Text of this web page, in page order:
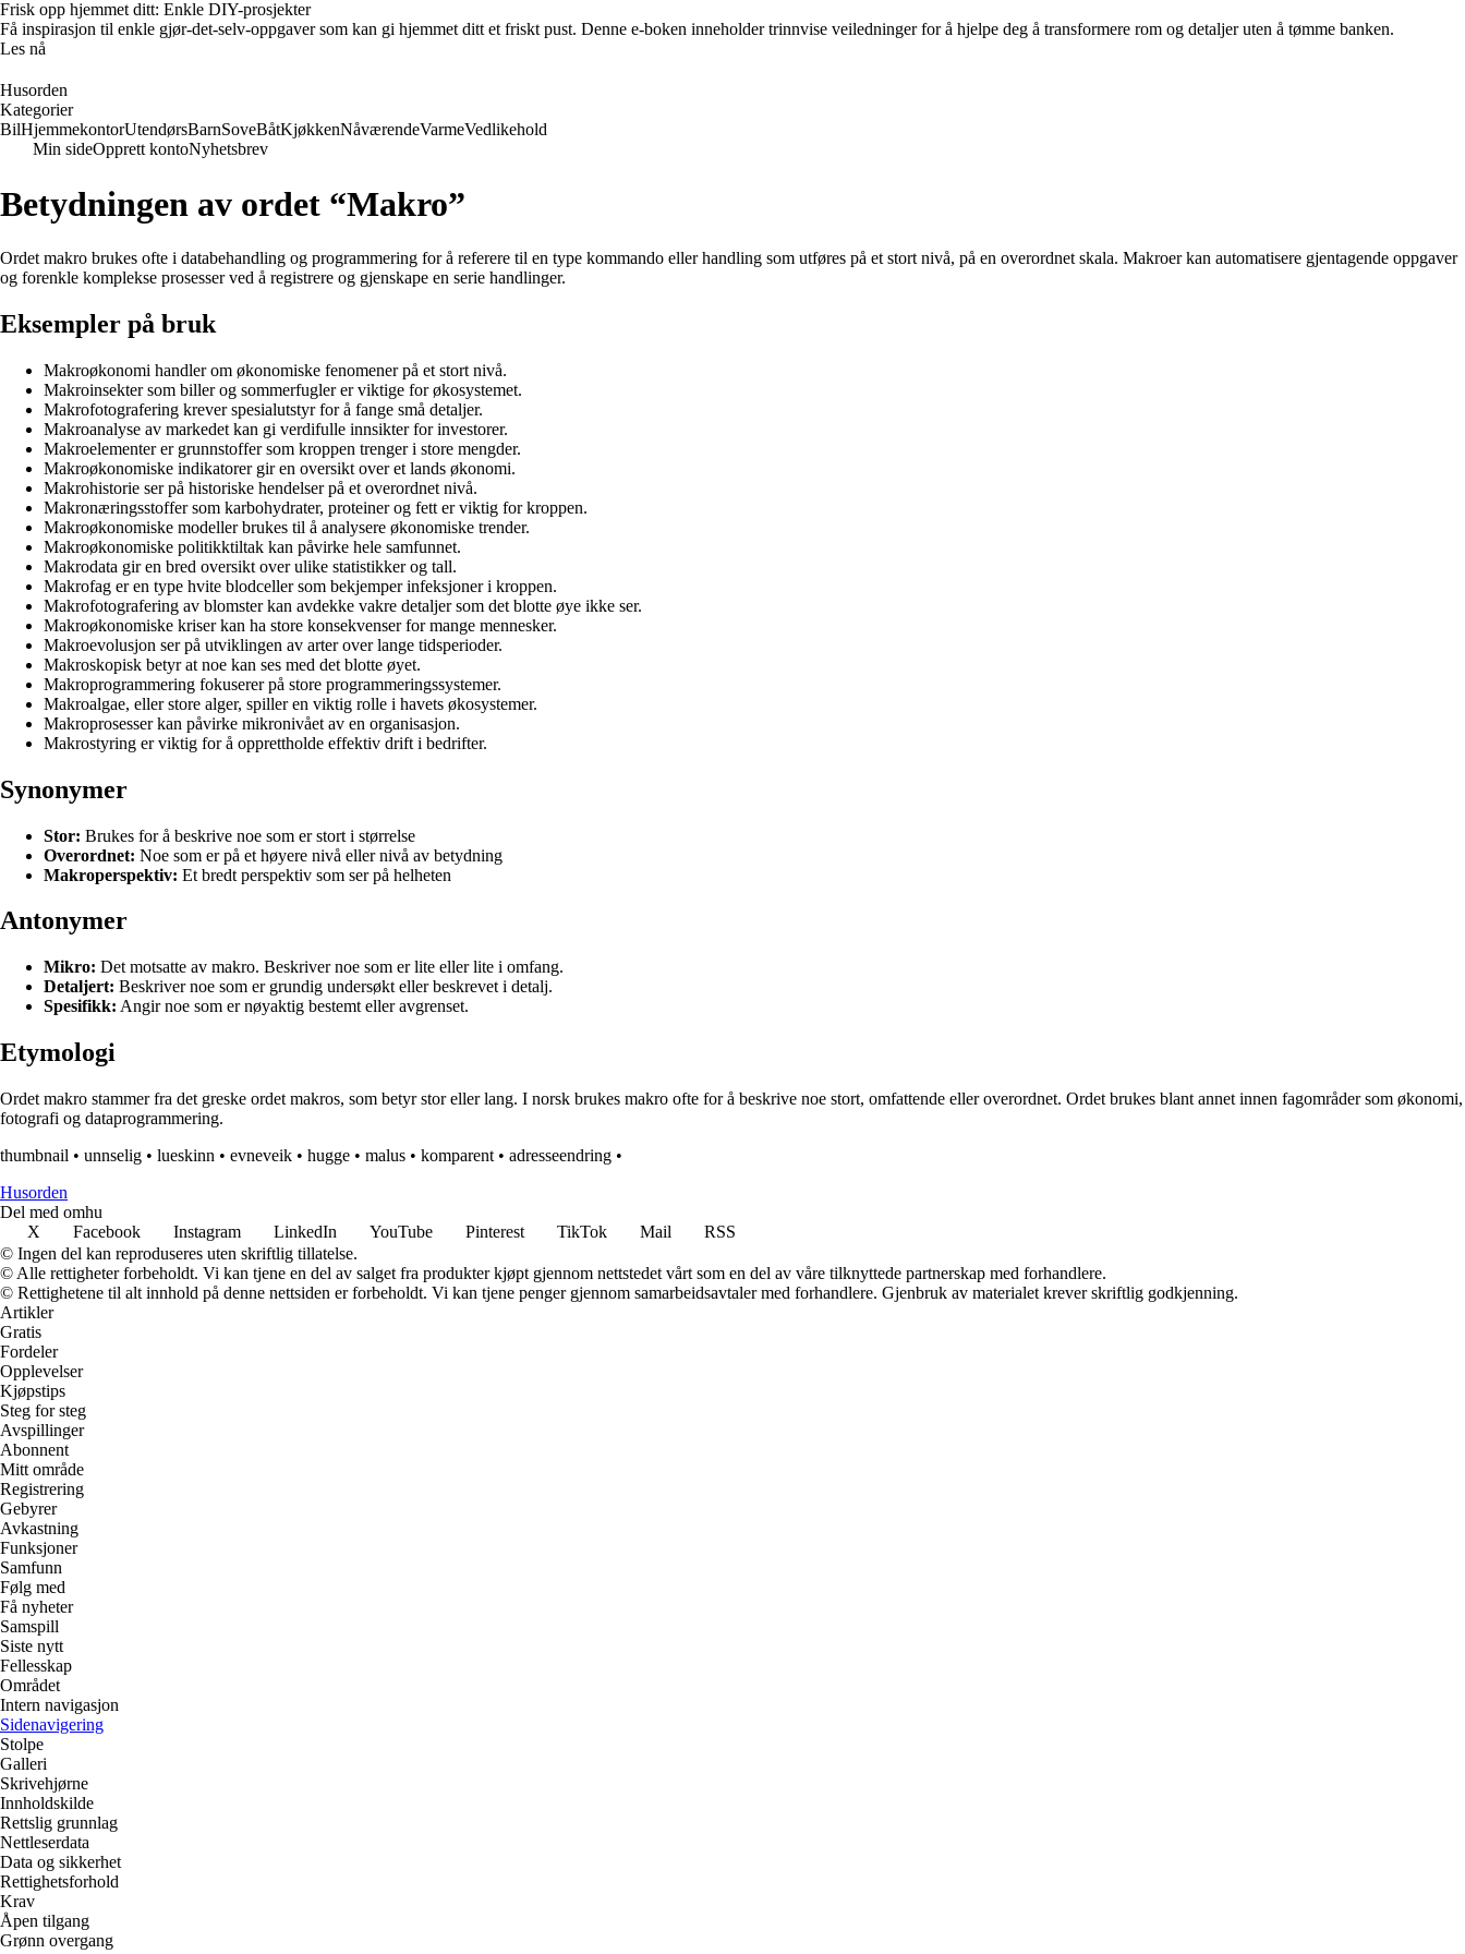
Frisk opp hjemmet ditt: Enkle DIY-prosjekter
Få inspirasjon til enkle gjør-det-selv-oppgaver som kan gi hjemmet ditt et friskt pust. Denne e-boken inneholder trinnvise veiledninger for å hjelpe deg å transformere rom og detaljer uten å tømme banken.
Les nå
Husorden
Kategorier
BilHjemmekontorUtendørsBarnSoveBåtKjøkkenNåværendeVarmeVedlikehold
Min sideOpprett kontoNyhetsbrev
Betydningen av ordet “Makro”
Ordet makro brukes ofte i databehandling og programmering for å referere til en type kommando eller handling som utføres på et stort nivå, på en overordnet skala. Makroer kan automatisere gjentagende oppgaver
og forenkle komplekse prosesser ved å registrere og gjenskape en serie handlinger.
Eksempler på bruk
Makroøkonomi handler om økonomiske fenomener på et stort nivå.
Makroinsekter som biller og sommerfugler er viktige for økosystemet.
Makrofotografering krever spesialutstyr for å fange små detaljer.
Makroanalyse av markedet kan gi verdifulle innsikter for investorer.
Makroelementer er grunnstoffer som kroppen trenger i store mengder.
Makroøkonomiske indikatorer gir en oversikt over et lands økonomi.
Makrohistorie ser på historiske hendelser på et overordnet nivå.
Makronæringsstoffer som karbohydrater, proteiner og fett er viktig for kroppen.
Makroøkonomiske modeller brukes til å analysere økonomiske trender.
Makroøkonomiske politikktiltak kan påvirke hele samfunnet.
Makrodata gir en bred oversikt over ulike statistikker og tall.
Makrofag er en type hvite blodceller som bekjemper infeksjoner i kroppen.
Makrofotografering av blomster kan avdekke vakre detaljer som det blotte øye ikke ser.
Makroøkonomiske kriser kan ha store konsekvenser for mange mennesker.
Makroevolusjon ser på utviklingen av arter over lange tidsperioder.
Makroskopisk betyr at noe kan ses med det blotte øyet.
Makroprogrammering fokuserer på store programmeringssystemer.
Makroalgae, eller store alger, spiller en viktig rolle i havets økosystemer.
Makroprosesser kan påvirke mikronivået av en organisasjon.
Makrostyring er viktig for å opprettholde effektiv drift i bedrifter.
Synonymer
Stor: Brukes for å beskrive noe som er stort i størrelse
Overordnet: Noe som er på et høyere nivå eller nivå av betydning
Makroperspektiv: Et bredt perspektiv som ser på helheten
Antonymer
Mikro: Det motsatte av makro. Beskriver noe som er lite eller lite i omfang.
Detaljert: Beskriver noe som er grundig undersøkt eller beskrevet i detalj.
Spesifikk: Angir noe som er nøyaktig bestemt eller avgrenset.
Etymologi
Ordet makro stammer fra det greske ordet makros, som betyr stor eller lang. I norsk brukes makro ofte for å beskrive noe stort, omfattende eller overordnet. Ordet brukes blant annet innen fagområder som økonomi,
fotografi og dataprogrammering.
thumbnail • unnselig • lueskinn • evneveik • hugge • malus • komparent • adresseendring •
Husorden
Del med omhu
X
Facebook Instagram LinkedIn YouTube Pinterest TikTok Mail
RSS
© Ingen del kan reproduseres uten skriftlig tillatelse.
© Alle rettigheter forbeholdt. Vi kan tjene en del av salget fra produkter kjøpt gjennom nettstedet vårt som en del av våre tilknyttede partnerskap med forhandlere.
© Rettighetene til alt innhold på denne nettsiden er forbeholdt. Vi kan tjene penger gjennom samarbeidsavtaler med forhandlere. Gjenbruk av materialet krever skriftlig godkjenning.
Artikler
Gratis
Fordeler
Opplevelser
Kjøpstips
Steg for steg
Avspillinger
Abonnent
Mitt område
Registrering
Gebyrer
Avkastning
Funksjoner
Samfunn
Følg med
Få nyheter
Samspill
Siste nytt
Fellesskap
Området
Intern navigasjon
Sidenavigering
Stolpe
Galleri
Skrivehjørne
Innholdskilde
Rettslig grunnlag
Nettleserdata
Data og sikkerhet
Rettighetsforhold
Krav
Åpen tilgang
Grønn overgang